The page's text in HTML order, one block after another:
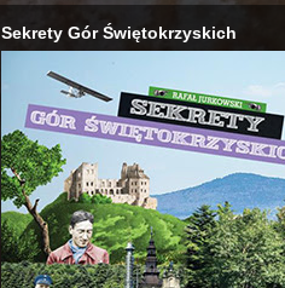
Sekrety Gór Świętokrzyskich